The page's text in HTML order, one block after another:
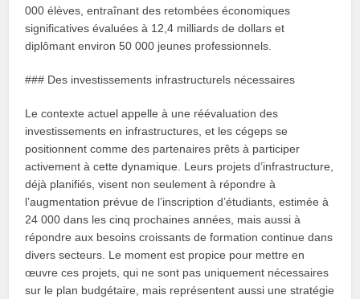
000 élèves, entraînant des retombées économiques
significatives évaluées à 12,4 milliards de dollars et
diplômant environ 50 000 jeunes professionnels.
### Des investissements infrastructurels nécessaires
Le contexte actuel appelle à une réévaluation des
investissements en infrastructures, et les cégeps se
positionnent comme des partenaires prêts à participer
activement à cette dynamique. Leurs projets d’infrastructure,
déjà planifiés, visent non seulement à répondre à
l’augmentation prévue de l’inscription d’étudiants, estimée à
24 000 dans les cinq prochaines années, mais aussi à
répondre aux besoins croissants de formation continue dans
divers secteurs. Le moment est propice pour mettre en
œuvre ces projets, qui ne sont pas uniquement nécessaires
sur le plan budgétaire, mais représentent aussi une stratégie